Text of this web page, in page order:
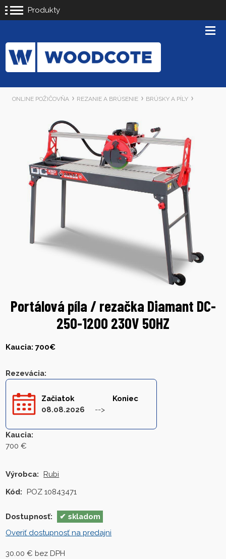
Produkty
ONLINE POŽIČOVŇA REZANIE A BRÚSENIE BRÚSKY A PÍLY
Portálová píla / rezačka Diamant DC-
250-1200 230V 50HZ
Kaucia: 700€
Rezevácia:
Začiatok
08.08.2026
Koniec
Kaucia:
700 €
Výrobca:
Rubi
Kód:
POZ 10843471
Dostupnosť:
skladom
Overiť dostupnosť na predajni
30.00 € bez DPH